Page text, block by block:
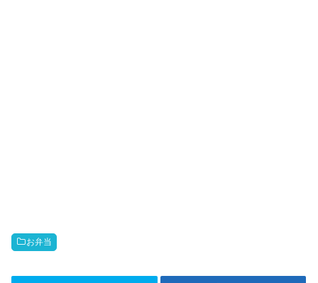
お弁当